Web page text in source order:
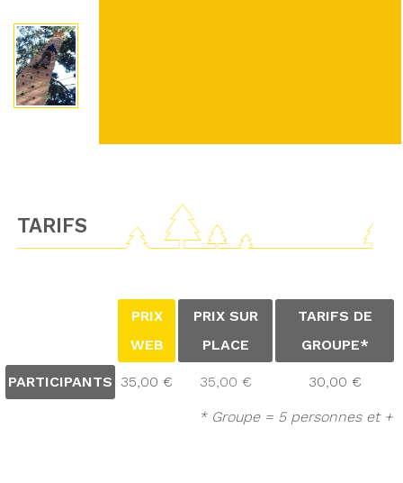
TARIFS
PRIX
WEB
PRIX SUR
PLACE
TARIFS DE
GROUPE*
PARTICIPANTS 35,00 € 35,00 € 30,00 €
* Groupe = 5 personnes et +